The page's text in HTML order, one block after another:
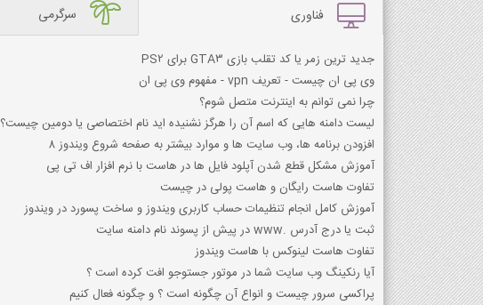
فناوری سرگرمی
جدید ترین زمر یا کد تقلب بازی GTA3 برای PS2
وی پی ان چیست - تعریف vpn - مفهوم وی پی ان
چرا نمی توانم به اینترنت متصل شوم؟
لیست دامنه هایی که اسم آن را هرگز نشنیده اید نام اختصاصي يا دومين چيست؟
افزودن برنامه ها، وب سایت ها و موارد بیشتر به صفحه شروع ویندوز 8
آموزش مشکل قطع شدن آپلود فایل ها در هاست با نرم افزار اف تی پی
تفاوت هاست رایگان و هاست پولی در چیست
آموزش کامل انجام تنظیمات حساب کاربری ویندوز و ساخت پسورد در ویندوز
ثبت یا درج آدرس .www در پیش از پسوند نام دامنه سایت
تفاوت هاست لینوکس با هاست ویندوز
آیا رنکینگ وب سایت شما در موتور جستوجو افت کرده است ؟
پراکسی سرور چیست و انواع آن چگونه است ؟ و چگونه فعال کنیم